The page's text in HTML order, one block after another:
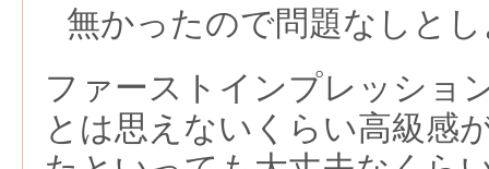
無かったので問題なしと
ファーストインプレッショ
とは思えないくらい高級感